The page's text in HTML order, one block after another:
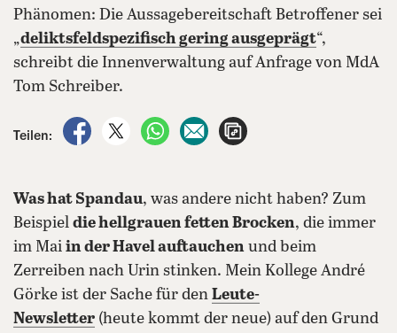
Phänomen: Die Aussagebereitschaft Betroffener sei
„deliktsfeldspezifisch gering ausgeprägt“,
schreibt die Innenverwaltung auf Anfrage von MdA
Tom Schreiber.
Teilen:
auf Facebook teilen
auf X teilenper WhatsApp teilen
per E-Mail teilen
Was hat Spandau, was andere nicht haben? Zum
Beispiel die hellgrauen fetten Brocken, die immer
im Mai in der Havel auftauchen und beim
Zerreiben nach Urin stinken. Mein Kollege André
Görke ist der Sache für den Leute-
Newsletter (heute kommt der neue) auf den Grund